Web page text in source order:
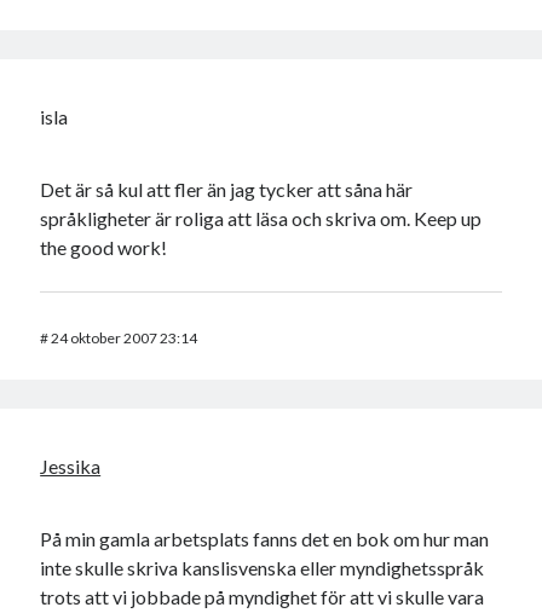
isla
Det är så kul att fler än jag tycker att såna här
språkligheter är roliga att läsa och skriva om. Keep up
the good work!
#24 oktober 2007 23:14
Jessika
På min gamla arbetsplats fanns det en bok om hur man
inte skulle skriva kanslisvenska eller myndighetsspråk
trots att vi jobbade på myndighet för att vi skulle vara